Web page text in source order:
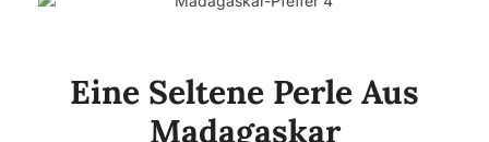
Eine Seltene Perle Aus
Madagaskar